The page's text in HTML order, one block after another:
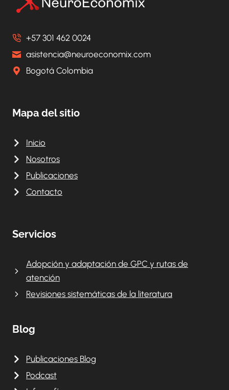
+57 301 462 0024
asistencia@neuroeconomix.com
Bogotá Colombia
Mapa del sitio
Inicio
Nosotros
Publicaciones
Contacto
Servicios
Adopción y adaptación de GPC y rutas de
atención
Revisiones sistemáticas de la literatura
Blog
Publicaciones Blog
Podcast